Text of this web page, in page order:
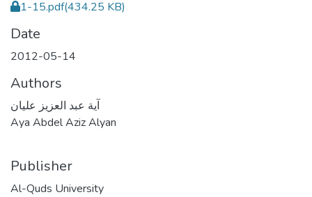
1-15.pdf(434.25 KB)
Date
2012-05-14
Authors
آية عبد العزيز عليان
Aya Abdel Aziz Alyan
Publisher
Al-Quds University